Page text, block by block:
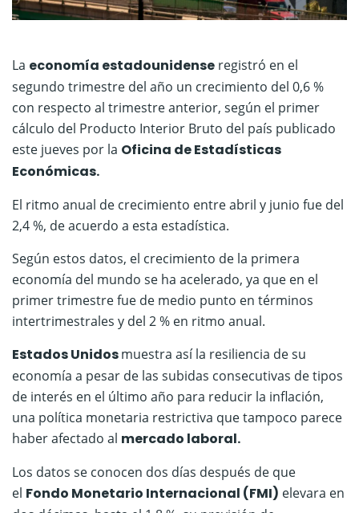
La economía estadounidense registró en el
segundo trimestre del año un crecimiento del 0,6 %
con respecto al trimestre anterior, según el primer
cálculo del Producto Interior Bruto del país publicado
este jueves por la Oficina de Estadísticas
Económicas.
El ritmo anual de crecimiento entre abril y junio fue del
2,4 %, de acuerdo a esta estadística.
Según estos datos, el crecimiento de la primera
economía del mundo se ha acelerado, ya que en el
primer trimestre fue de medio punto en términos
intertrimestrales y del 2 % en ritmo anual.
Estados Unidosmuestra así la resiliencia de su
economía a pesar de las subidas consecutivas de tipos
de interés en el último año para reducir la inflación,
una política monetaria restrictiva que tampoco parece
haber afectado al mercado laboral.
Los datos se conocen dos días después de que
el Fondo Monetario Internacional (FMI) elevara en